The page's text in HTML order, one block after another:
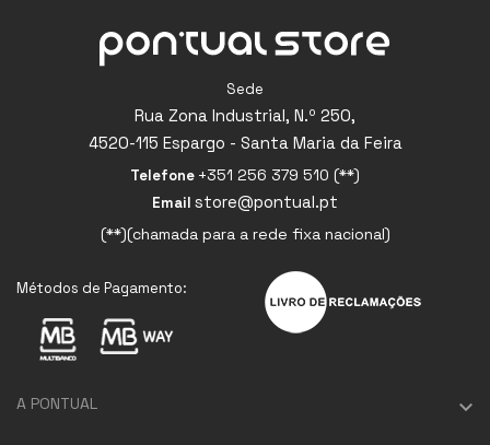
Sede
Rua Zona Industrial, N.º 250,
4520-115 Espargo - Santa Maria da Feira
Telefone +351 256 379 510 (**)
Email store@pontual.pt
(**)(chamada para a rede fixa nacional)
Métodos de Pagamento:
A PONTUAL 